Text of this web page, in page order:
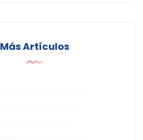
Más Artículos